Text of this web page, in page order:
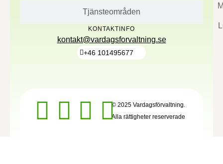
Tjänsteområden
KONTAKTINFO
kontakt@vardagsforvaltning.se
+46 101495677
© 2025 Vardagsförvaltning.
Alla rättigheter reserverade